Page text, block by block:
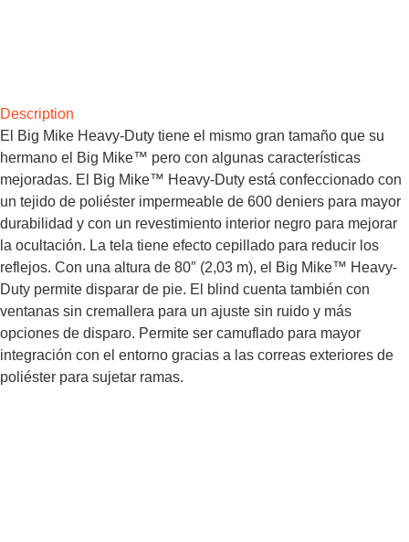
Description
El Big Mike Heavy-Duty tiene el mismo gran tamaño que su
hermano el Big Mike™ pero con algunas características
mejoradas. El Big Mike™ Heavy-Duty está confeccionado con
un tejido de poliéster impermeable de 600 deniers para mayor
durabilidad y con un revestimiento interior negro para mejorar
la ocultación. La tela tiene efecto cepillado para reducir los
reflejos. Con una altura de 80″ (2,03 m), el Big Mike™ Heavy-
Duty permite disparar de pie. El blind cuenta también con
ventanas sin cremallera para un ajuste sin ruido y más
opciones de disparo. Permite ser camuflado para mayor
integración con el entorno gracias a las correas exteriores de
poliéster para sujetar ramas.